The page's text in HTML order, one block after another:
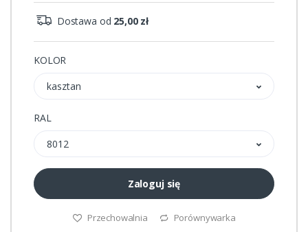
Dostawa od 25,00 zł
KOLOR
kasztan
RAL
8012
Zaloguj się
Przechowalnia Porównywarka